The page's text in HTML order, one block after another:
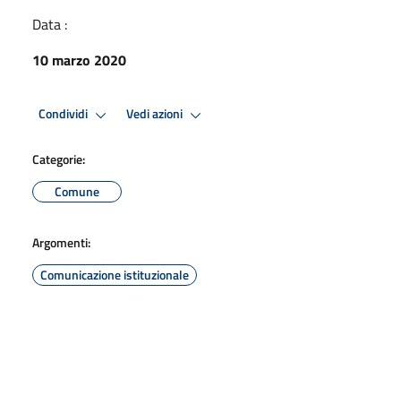
Data :
10 marzo 2020
Condividi Vedi azioni
Categorie:
Comune
Argomenti:
Comunicazione istituzionale